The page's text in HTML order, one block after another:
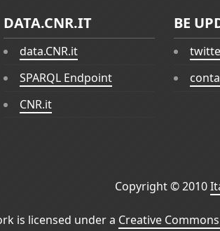
DATA.CNR.IT
data.CNR.it
SPARQL Endpoint
CNR.it
BE
Copyright © 2010
is licensed under a Creative